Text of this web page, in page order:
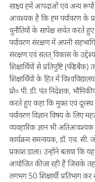
साक्ष्य हमें आपदाओं एवं अन्य
आवश्यक है कि हम पर्यावरण के
चुनौतियों के सापेक्ष सचेत करते
पर्यावरण संरक्षण में अपनी
संरक्षण एवं सतत् विकास के उद्देश्य
शिक्षार्थियों से प्रतिपुष्टि
शिक्षार्थियों के हित में
प्रो० पी. डी. पंत निदेशक, भौमिकी
करते हुए कहा कि मुक्त एवं दूरस्थ
पर्यावरण विज्ञान विषय के लिए
व्यवहारिक ज्ञान भी अतिआवश्यक
कार्यक्रम समन्वयक, डॉ. एच. सी.
प्रकाश डाला। उन्होंने बताया कि
आयोजित की जा रही हैं जिसके
लगभग 50 शिक्षार्थी प्रतिभाग